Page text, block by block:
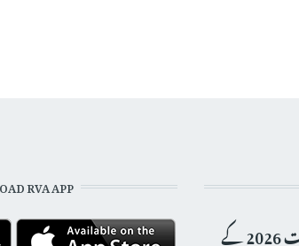
آج مورخہ 6 اگست 2026 کے
RVA APP